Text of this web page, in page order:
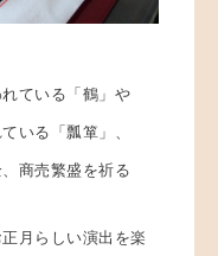
ている「鶴」や
いる「瓢箪」、
商売繁盛を祈る
月らしい演出を楽